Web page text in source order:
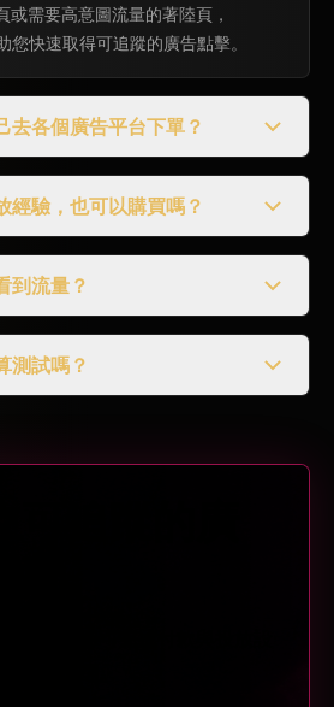
或需要高意圖流量的著陸頁，
快速取得可追蹤的廣告點擊。
去各個廣告平台下單？
經驗，也可以購買嗎？
到流量？
測試嗎？